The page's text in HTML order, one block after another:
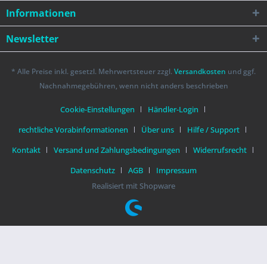
Informationen
Newsletter
* Alle Preise inkl. gesetzl. Mehrwertsteuer zzgl. Versandkosten und ggf.
Nachnahmegebühren, wenn nicht anders beschrieben
Cookie-Einstellungen
Händler-Login
rechtliche Vorabinformationen
Über uns
Hilfe / Support
Kontakt
Versand und Zahlungsbedingungen
Widerrufsrecht
Datenschutz
AGB
Impressum
Realisiert mit Shopware